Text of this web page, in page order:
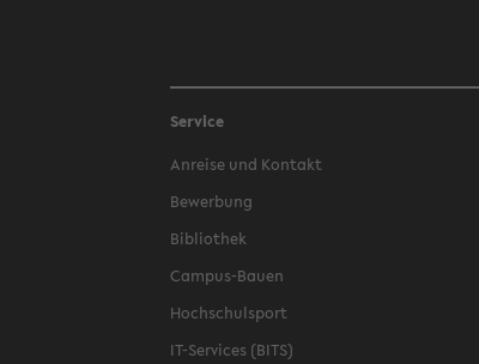
Service
Anreise und Kontakt
Bewerbung
Bibliothek
Campus-Bauen
Hochschulsport
IT-Services (BITS)